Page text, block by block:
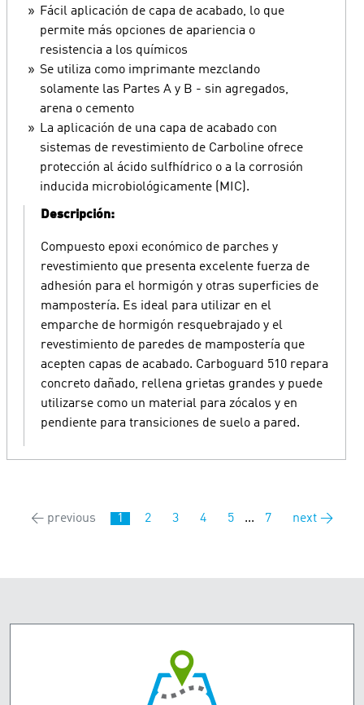
Fácil aplicación de capa de acabado, lo que
permite más opciones de apariencia o
resistencia a los químicos
Se utiliza como imprimante mezclando
solamente las Partes A y B - sin agregados,
arena o cemento
La aplicación de una capa de acabado con
sistemas de revestimiento de Carboline ofrece
protección al ácido sulfhídrico o a la corrosión
inducida microbiológicamente (MIC).
Descripción:
Compuesto epoxi económico de parches y
revestimiento que presenta excelente fuerza de
adhesión para el hormigón y otras superficies de
mampostería. Es ideal para utilizar en el
emparche de hormigón resquebrajado y el
revestimiento de paredes de mampostería que
acepten capas de acabado. Carboguard 510 repara
concreto dañado, rellena grietas grandes y puede
utilizarse como un material para zócalos y en
pendiente para transiciones de suelo a pared.
← previous 1 2 3 4 5 ... 7 next →